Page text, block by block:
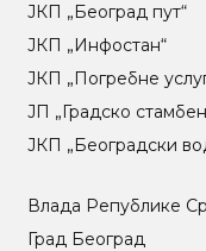
ЈКП „Београд пут“
ЈКП „Инфостан“
ЈКП „Погребне
ЈП „Градско
ЈКП „Београдски
Влада Републике
Град Београд